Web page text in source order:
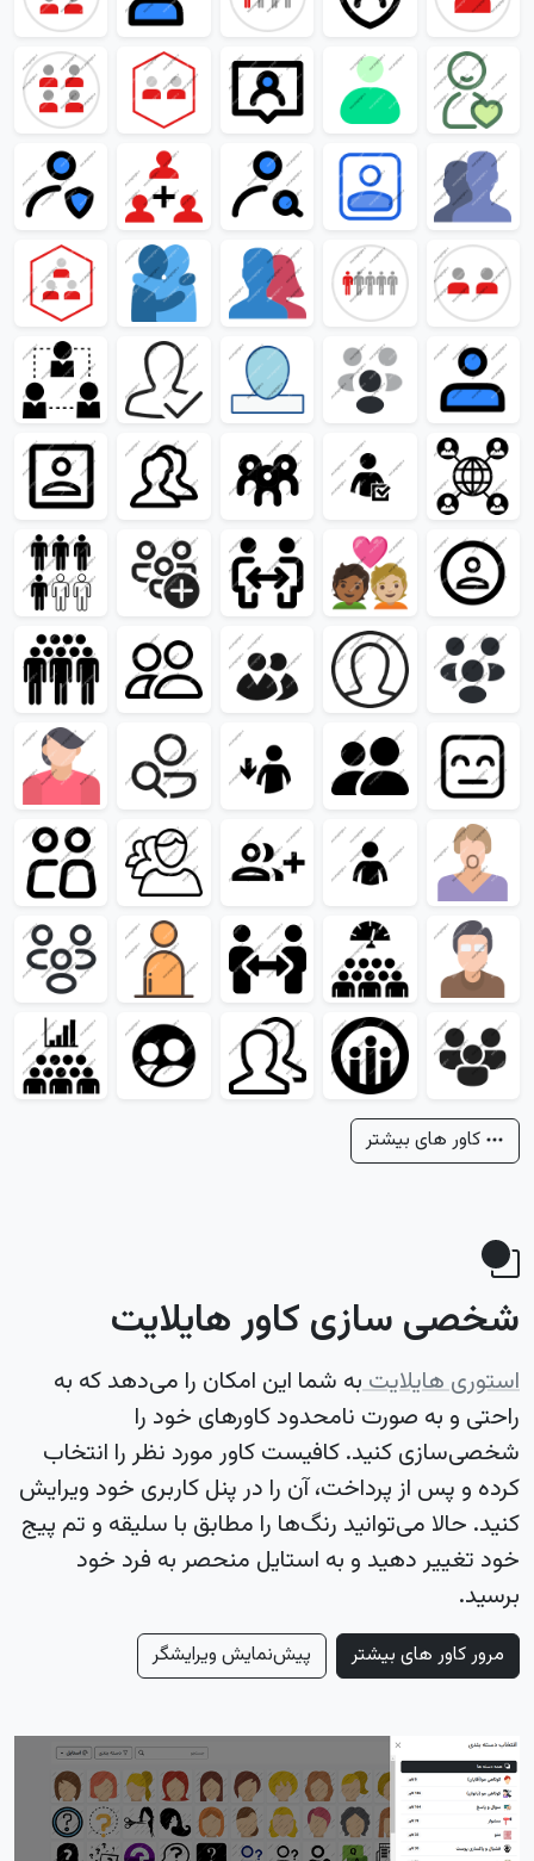
کاور های بیشتر
شخصی سازی کاور هایلایت
استوری هایلایتبه شما این امکان را می‌دهد که به
راحتی و به صورت نامحدود کاورهای خود را
شخصی‌سازی کنید. کافیست کاور مورد نظر را انتخاب
کرده و پس از پرداخت، آن را در پنل کاربری خود ویرایش
کنید. حالا می‌توانید رنگ‌ها را مطابق با سلیقه و تم پیج
خود تغییر دهید و به استایل منحصر به فرد خود
برسید.
مرور کاور های بیشتر پیش‌نمایش ویرایشگر